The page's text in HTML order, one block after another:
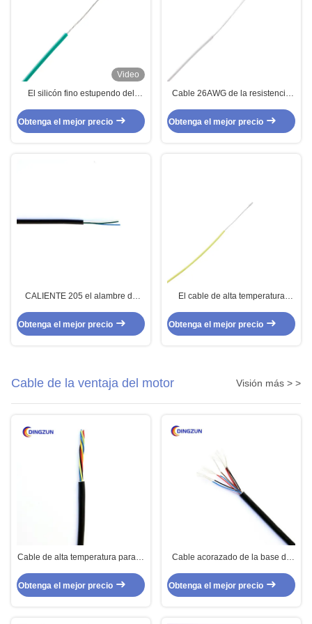
Video
El silicón fino estupendo del
telegrafía AWG 18
Obtenga el mejor precio
Cable 26AWG de la resistencia
temperatura alta 6AWG
Obtenga el mejor precio
CALIENTE 205 el alambre de
Finw de la base 24 de la bujía
métrica 3
Obtenga el mejor precio
El cable de alta temperatura
cobre de plata de cobre
Obtenga el mejor precio
Cable de la ventaja del motor Visión más > >
Cable de alta temperatura para el
Obtenga el mejor precio
Cable acorazado de la base de
motores des alta temperatura
Obtenga el mejor precio